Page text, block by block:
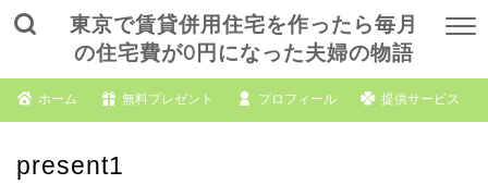
東京で賃貸併用住宅を作ったら毎月
の住宅費が0円になった夫婦の物語
ホーム 無料プレゼント プロフィール 提供サービス
present1